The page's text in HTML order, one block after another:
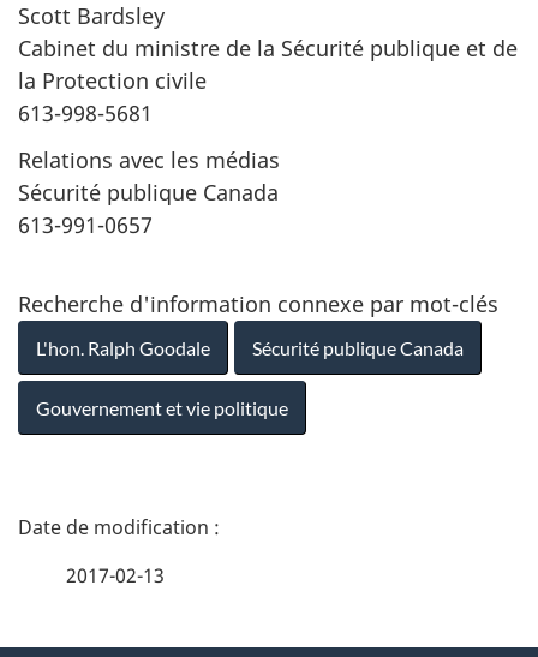
Scott Bardsley
Cabinet du ministre de la Sécurité publique et de
la Protection civile
613-998-5681
Relations avec les médias
Sécurité publique Canada
613-991-0657
Recherche d'information connexe par mot-clés
L'hon. Ralph Goodale Sécurité publique Canada
Gouvernement et vie politique
D
2017-02-13